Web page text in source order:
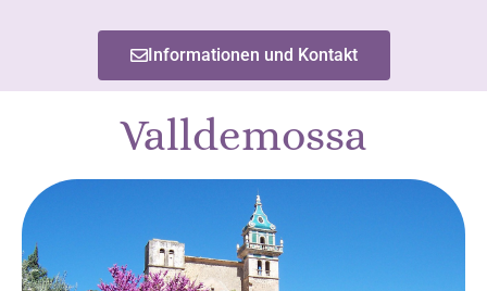
Informationen und Kontakt
Valldemossa